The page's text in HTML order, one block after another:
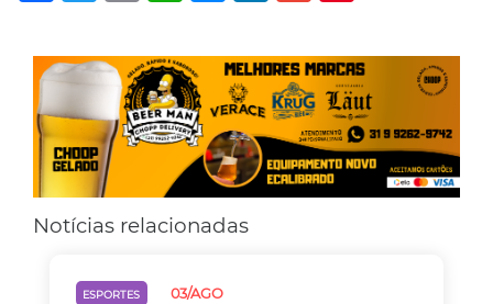
Notícias relacionadas
ESPORTES 03/AGO